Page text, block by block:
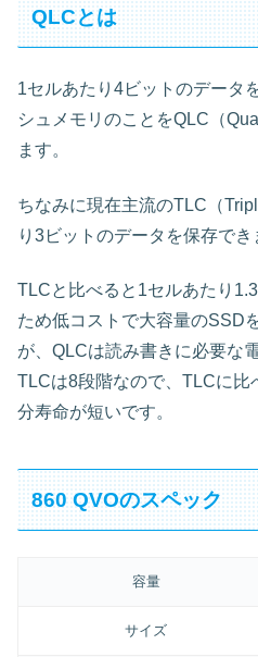
QLCとは
1セルあたり4ビットのデータ
シュメモリのことをQLC（
ます。
ちなみに現在主流のTLC（
り3ビットのデータを保存でき
TLCと比べると1セルあたり
ため低コストで大容量のSSD
が、QLCは読み書きに必要な
TLCは8段階なので、TLCに比
分寿命が短いです。
860 QVOのスペック
容量
サイズ